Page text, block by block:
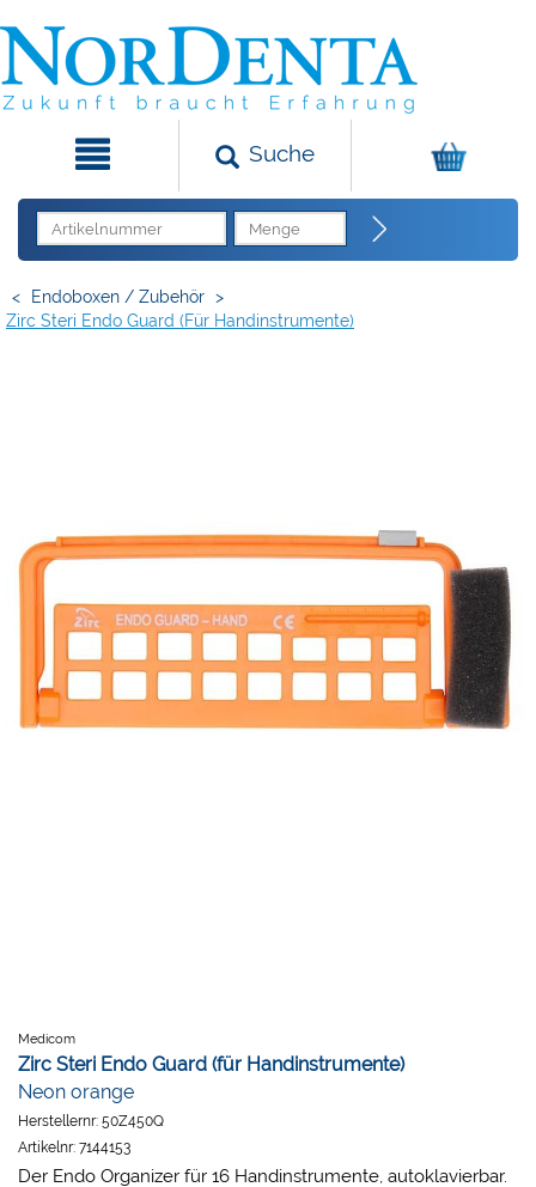
Suche
< Endoboxen / Zubehör >
Zirc Steri Endo Guard (für Handinstrumente)
Medicom
Zirc Steri Endo Guard (für Handinstrumente)
Neon orange
Herstellernr: 50Z450Q
Artikelnr: 7144153
Der Endo Organizer für 16 Handinstrumente, autoklavierbar.